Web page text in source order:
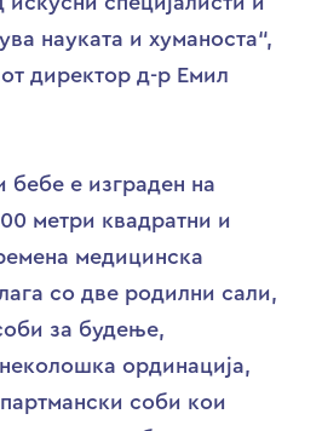
науката и хуманоста“,
директор д-р Емил
бебе е изграден на
метри квадратни и
медицинска
со две родилни сали,
за будење,
ординација,
соби кои